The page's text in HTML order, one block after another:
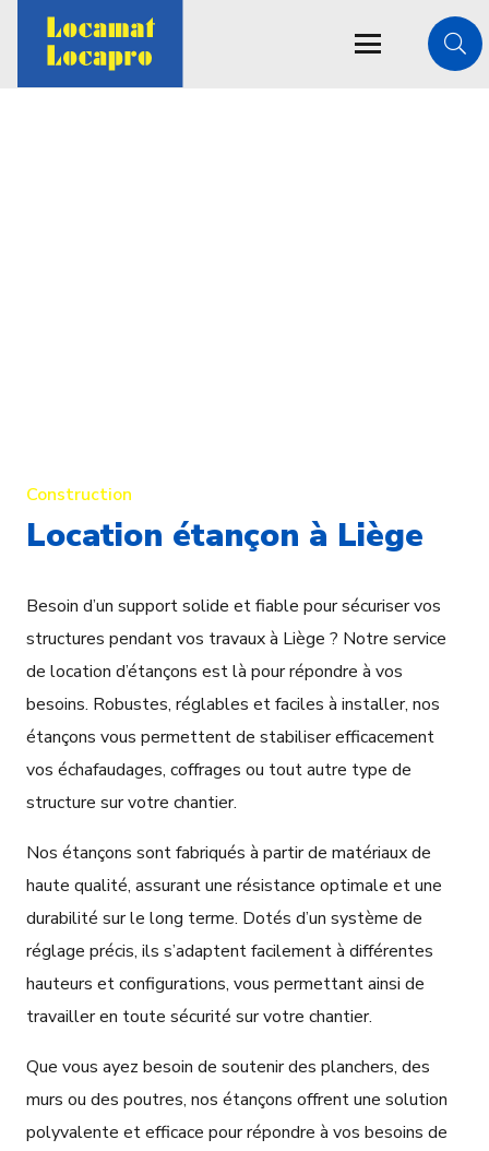
Construction
Location étançon à Liège
Besoin d’un support solide et fiable pour sécuriser vos
structures pendant vos travaux à Liège ? Notre service
de location d’étançons est là pour répondre à vos
besoins. Robustes, réglables et faciles à installer, nos
étançons vous permettent de stabiliser efficacement
vos échafaudages, coffrages ou tout autre type de
structure sur votre chantier.
Nos étançons sont fabriqués à partir de matériaux de
haute qualité, assurant une résistance optimale et une
durabilité sur le long terme. Dotés d’un système de
réglage précis, ils s’adaptent facilement à différentes
hauteurs et configurations, vous permettant ainsi de
travailler en toute sécurité sur votre chantier.
Que vous ayez besoin de soutenir des planchers, des
murs ou des poutres, nos étançons offrent une solution
polyvalente et efficace pour répondre à vos besoins de